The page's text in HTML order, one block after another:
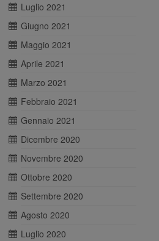
Luglio 2021
Giugno 2021
Maggio 2021
Aprile 2021
Marzo 2021
Febbraio 2021
Gennaio 2021
Dicembre 2020
Novembre 2020
Ottobre 2020
Settembre 2020
Agosto 2020
Luglio 2020